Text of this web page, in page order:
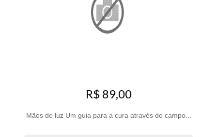
R$ 89,00
Mãos de luz Um guia para a cura através do campo...